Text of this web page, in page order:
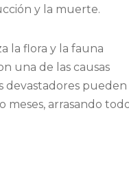
y la muerte.
la flora y la fauna
una de las causas
devastadores pueden
meses, arrasando